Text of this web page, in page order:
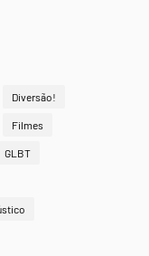
Diversão!
Filmes
GLBT